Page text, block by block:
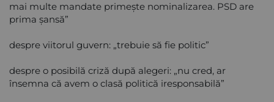
mai multe mandate primeşte nominalizarea. PSD are
prima şansă”
despre viitorul guvern: „trebuie să fie politic”
despre o posibilă criză după alegeri: „nu cred, ar
însemna că avem o clasă politică iresponsabilă”